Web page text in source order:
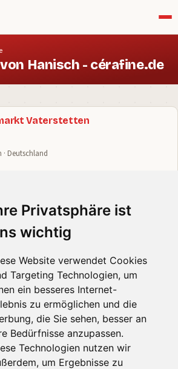
Privatsphäre ist
wichtig
Website verwendet Cookies
Targeting Technologien, um
ein besseres Internet-
zu ermöglichen und die
die Sie sehen, besser an
Bedürfnisse anzupassen.
Technologien nutzen wir
um Ergebnisse zu
Hanisch - cérafine.de
Vaterstetten
· Deutschland
Keramik